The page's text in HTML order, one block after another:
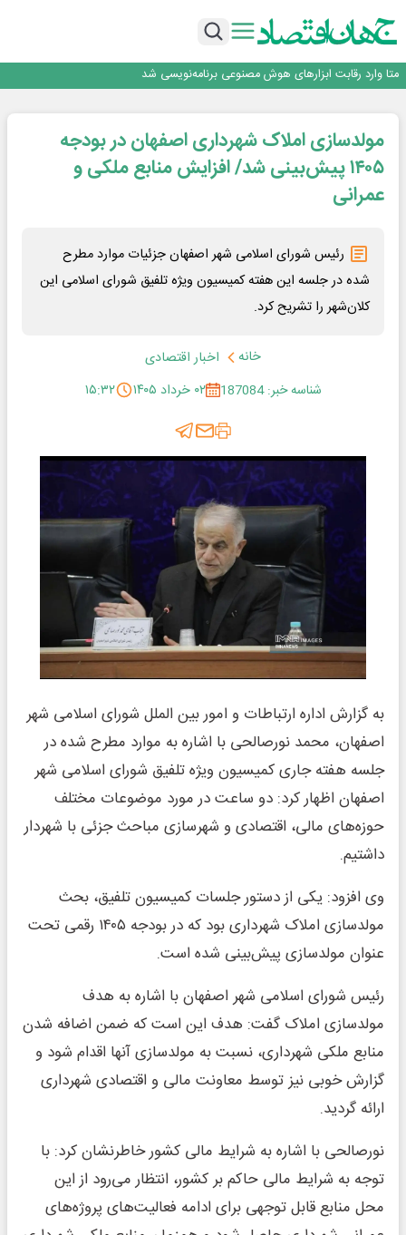
جمنای دستیار اصلی گوشی‌های اندرویدی می‌شود
متا وارد رقابت ابزارهای هوش مصنوعی برنامه‌نویسی شد
فیلم|ببینید:
جمنای دستیار اصلی گوشی‌های اندرویدی می‌شود
برنده این رقابت داستان‌نویسی، انسان نبود!
مولدسازی املاک شهرداری اصفهان در بودجه
۱۴۰۵ پیش‌بینی شد/ افزایش منابع ملکی و
عمرانی
رئیس شورای اسلامی شهر اصفهان جزئیات موارد مطرح
شده در جلسه این هفته کمیسیون ویژه تلفیق شورای اسلامی این
کلان‌شهر را تشریح کرد.
خانه
اخبار اقتصادی
شناسه خبر: 187084
۰۲ خرداد ۱۴۰۵ ۱۵:۳۲
به گزارش اداره ارتباطات و امور بین الملل شورای اسلامی شهر
اصفهان، محمد نورصالحی با اشاره به موارد مطرح شده در
جلسه هفته جاری کمیسیون ویژه تلفیق شورای اسلامی شهر
اصفهان اظهار کرد: دو ساعت در مورد موضوعات مختلف
حوزه‌های مالی، اقتصادی و شهرسازی مباحث جزئی با شهردار
داشتیم.
وی افزود: یکی از دستور جلسات کمیسیون تلفیق، بحث
مولدسازی املاک شهرداری بود که در بودجه ۱۴۰۵ رقمی تحت
عنوان مولدسازی پیش‌بینی شده است.
رئیس شورای اسلامی شهر اصفهان با اشاره به هدف
مولدسازی املاک گفت: هدف این است که ضمن اضافه شدن
منابع ملکی شهرداری، نسبت به مولدسازی آنها اقدام شود و
گزارش خوبی نیز توسط معاونت مالی و اقتصادی شهرداری
ارائه گردید.
نورصالحی با اشاره به شرایط مالی کشور خاطرنشان کرد: با
توجه به شرایط مالی حاکم بر کشور، انتظار می‌رود از این
محل منابع قابل توجهی برای ادامه فعالیت‌های پروژه‌های